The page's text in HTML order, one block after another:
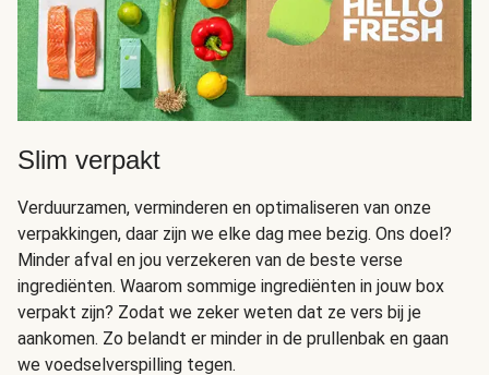
Slim verpakt
Verduurzamen, verminderen en optimaliseren van onze
verpakkingen, daar zijn we elke dag mee bezig. Ons doel?
Minder afval en jou verzekeren van de beste verse
ingrediënten. Waarom sommige ingrediënten in jouw box
verpakt zijn? Zodat we zeker weten dat ze vers bij je
aankomen. Zo belandt er minder in de prullenbak en gaan
we voedselverspilling tegen.